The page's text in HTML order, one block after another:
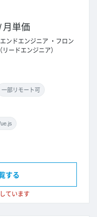
月単価
ンドエンジニア
フロン
ードエンジニア）
一部リモート可
ています
する